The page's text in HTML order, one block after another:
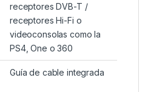
receptores DVB-T /
receptores Hi-Fi o
videoconsolas como la
PS4, One o 360
‎Guía de cable integrada